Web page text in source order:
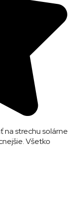
na strechu solárne
Všetko